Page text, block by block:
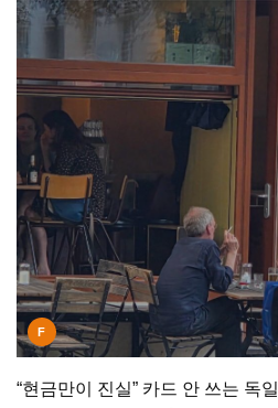
F
“현금만이 진실” 카드 안 쓰는 독일